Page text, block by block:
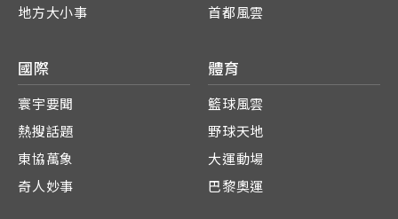
地方大小事
首都風雲
國際
寰宇要聞
熱搜話題
東協萬象
奇人妙事
體育
籃球風雲
野球天地
大運動場
巴黎奧運